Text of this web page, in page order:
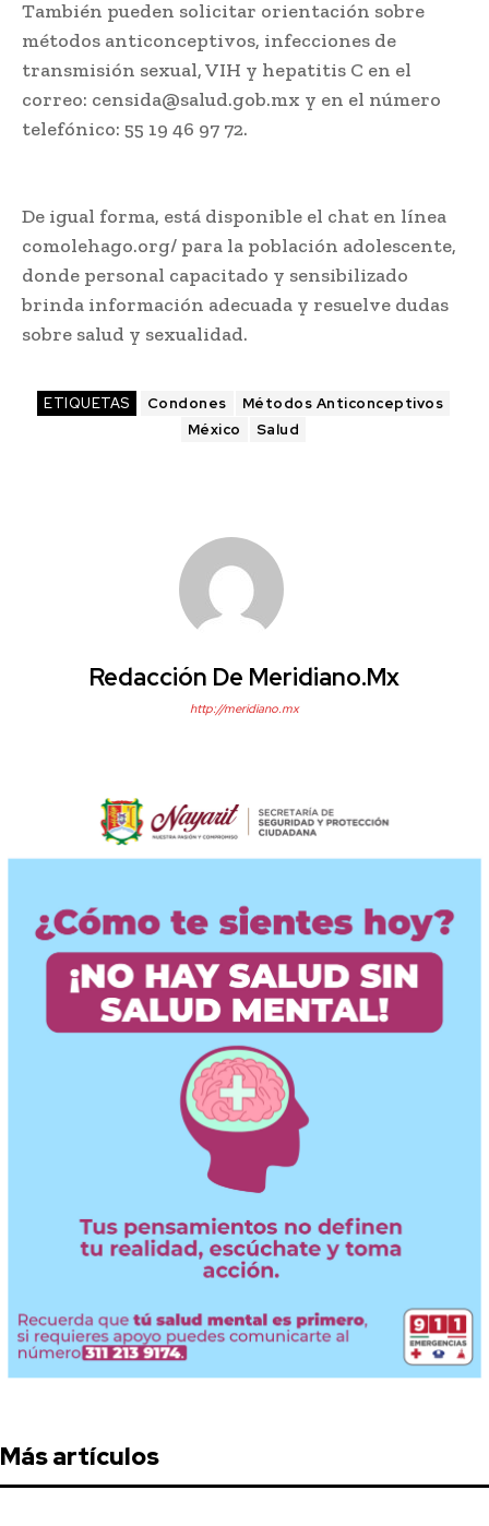
También pueden solicitar orientación sobre
métodos anticonceptivos, infecciones de
transmisión sexual, VIH y hepatitis C en el
correo: censida@salud.gob.mx y en el número
telefónico: 55 19 46 97 72.
De igual forma, está disponible el chat en línea
comolehago.org/ para la población adolescente,
donde personal capacitado y sensibilizado
brinda información adecuada y resuelve dudas
sobre salud y sexualidad.
ETIQUETAS Condones
Métodos Anticonceptivos
México
Salud
Redacción De Meridiano.mx
http://meridiano.mx
Más artículos